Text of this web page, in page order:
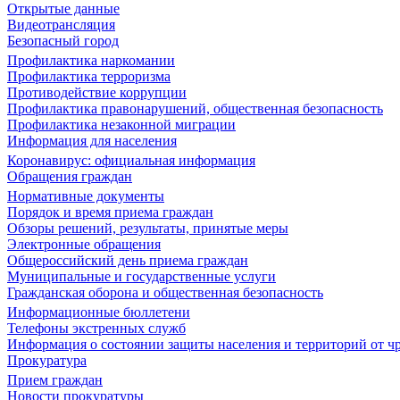
Открытые данные
Видеотрансляция
Безопасный город
Профилактика наркомании
Профилактика терроризма
Противодействие коррупции
Профилактика правонарушений, общественная безопасность
Профилактика незаконной миграции
Информация для населения
Коронавирус: официальная информация
Обращения граждан
Нормативные документы
Порядок и время приема граждан
Обзоры решений, результаты, принятые меры
Электронные обращения
Общероссийский день приема граждан
Муниципальные и государственные услуги
Гражданская оборона и общественная безопасность
Информационные бюллетени
Телефоны экстренных служб
Информация о состоянии защиты населения и территорий от
Прокуратура
Прием граждан
Новости прокуратуры